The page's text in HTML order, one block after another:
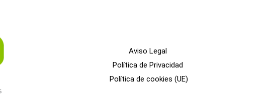
Aviso Legal
Política de Privacidad
Política de cookies (UE)